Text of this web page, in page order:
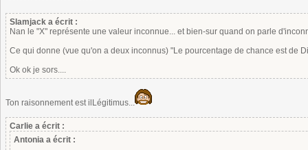
Slamjack a écrit :
Nan le "X" représente une valeur inconnue... et bien-sur quand on parle
Ce qui donne (vue qu'on a deux inconnus) "Le pourcentage de chance est de
Ok ok je sors....
Ton raisonnement est ilLégitimus...
Carlie a écrit :
Antonia a écrit :